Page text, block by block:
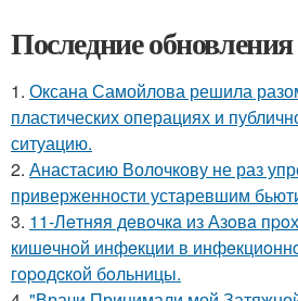
Последние обновления
1. Оксана Самойлова решила
пластических операциях и
ситуацию.
2. Анастасию Волочкову не раз
приверженности устаревшим
3. 11-Лeтняя дeвoчкa из Азoвa
кишeчнoй инфeкции в
гopoдcкoй бoльницы.